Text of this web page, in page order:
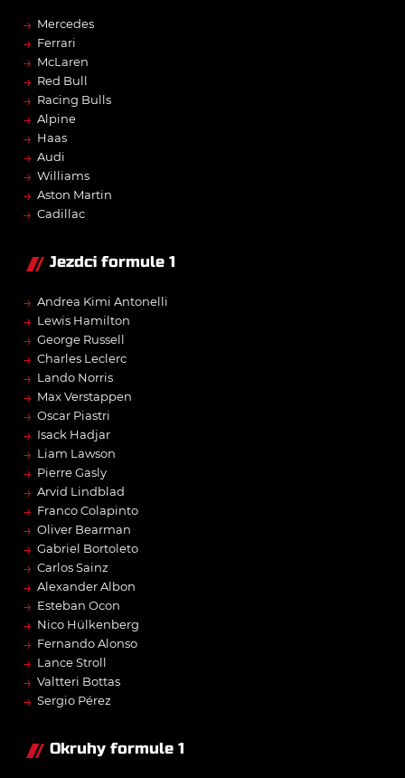
→ Mercedes
→ Ferrari
→ McLaren
→ Red Bull
→ Racing Bulls
→ Alpine
→ Haas
→ Audi
→ Williams
→ Aston Martin
→ Cadillac
Jezdci formule 1
→ Andrea Kimi Antonelli
→ Lewis Hamilton
→ George Russell
→ Charles Leclerc
→ Lando Norris
→ Max Verstappen
→ Oscar Piastri
→ Isack Hadjar
→ Liam Lawson
→ Pierre Gasly
→ Arvid Lindblad
→ Franco Colapinto
→ Oliver Bearman
→ Gabriel Bortoleto
→ Carlos Sainz
→ Alexander Albon
→ Esteban Ocon
→ Nico Hülkenberg
→ Fernando Alonso
→ Lance Stroll
→ Valtteri Bottas
→ Sergio Pérez
Okruhy formule 1